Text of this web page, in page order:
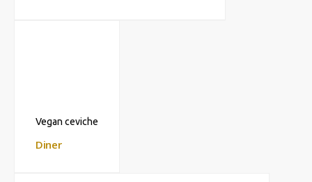
Vegan ceviche
Diner